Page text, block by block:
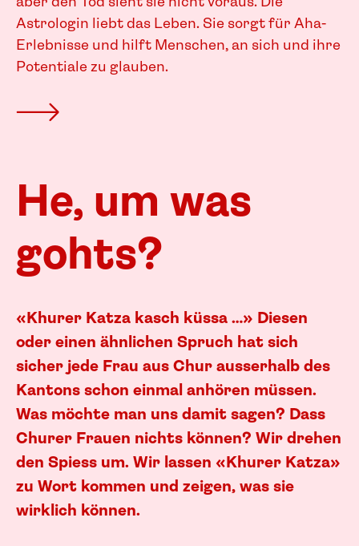
Astrologin liebt das Leben. Sie sorgt für Aha-
Erlebnisse und hilft Menschen, an sich und ihre
Potentiale zu glauben.
He, um was
gohts?
«Khurer Katza kasch küssa …» Diesen
oder einen ähnlichen Spruch hat sich
sicher jede Frau aus Chur ausserhalb des
Kantons schon einmal anhören müssen.
Was möchte man uns damit sagen? Dass
Churer Frauen nichts können? Wir drehen
den Spiess um. Wir lassen «Khurer Katza»
zu Wort kommen und zeigen, was sie
wirklich können.